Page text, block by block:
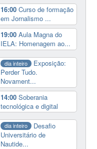
16:00Curso de formação
em Jornalismo ...
19:00Aula Magna do
IELA: Homenagem ao...
dia inteiro
Exposição:
Perder Tudo.
Novament...
14:00Soberania
tecnológica e digital
dia inteiro
Desafio
Universitário de
Nautide...